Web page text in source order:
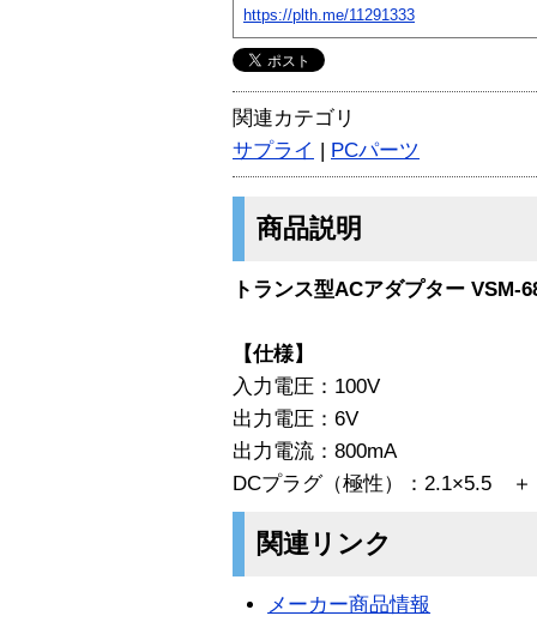
https://plth.me/11291333
関連カテゴリ
サプライ | PCパーツ
商品説明
トランス型ACアダプター VSM-
【仕様】
入力電圧：100V
出力電圧：6V
出力電流：800mA
DCプラグ（極性）：2.1×5.5 ＋
関連リンク
メーカー商品情報